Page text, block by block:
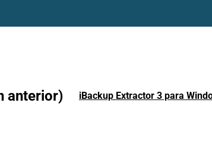
anterior) iBackup Extractor 3 para